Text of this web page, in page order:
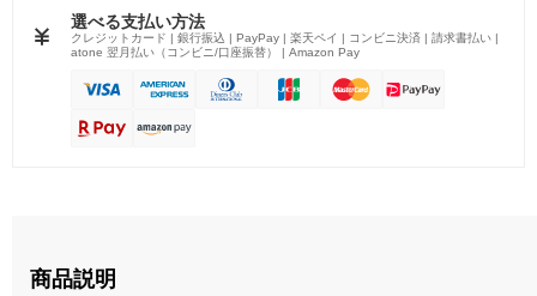
選べる支払い方法
クレジットカード | 銀行振込 | PayPay | 楽天ペイ | コンビニ決済 | 請求書払い |
atone 翌月払い（コンビニ/口座振替） | Amazon Pay
商品説明